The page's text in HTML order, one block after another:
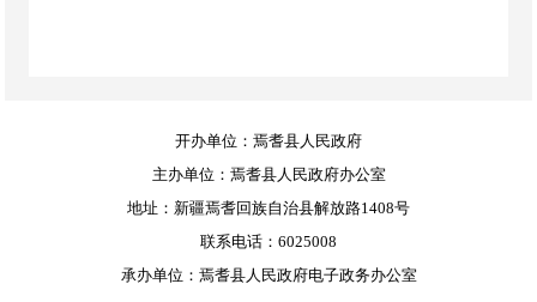
开办单位：焉耆县人民政府
主办单位：焉耆县人民政府办公室
地址：新疆焉耆回族自治县解放路1408号
联系电话：6025008
承办单位：焉耆县人民政府电子政务办公室